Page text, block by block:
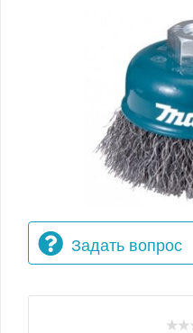
Задать вопрос